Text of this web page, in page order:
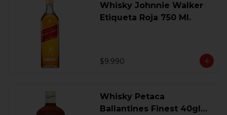
Whisky Johnnie Walker
Etiqueta Roja 750 Ml.
$9.990
Whisky Petaca
Ballantines Finest 40gl